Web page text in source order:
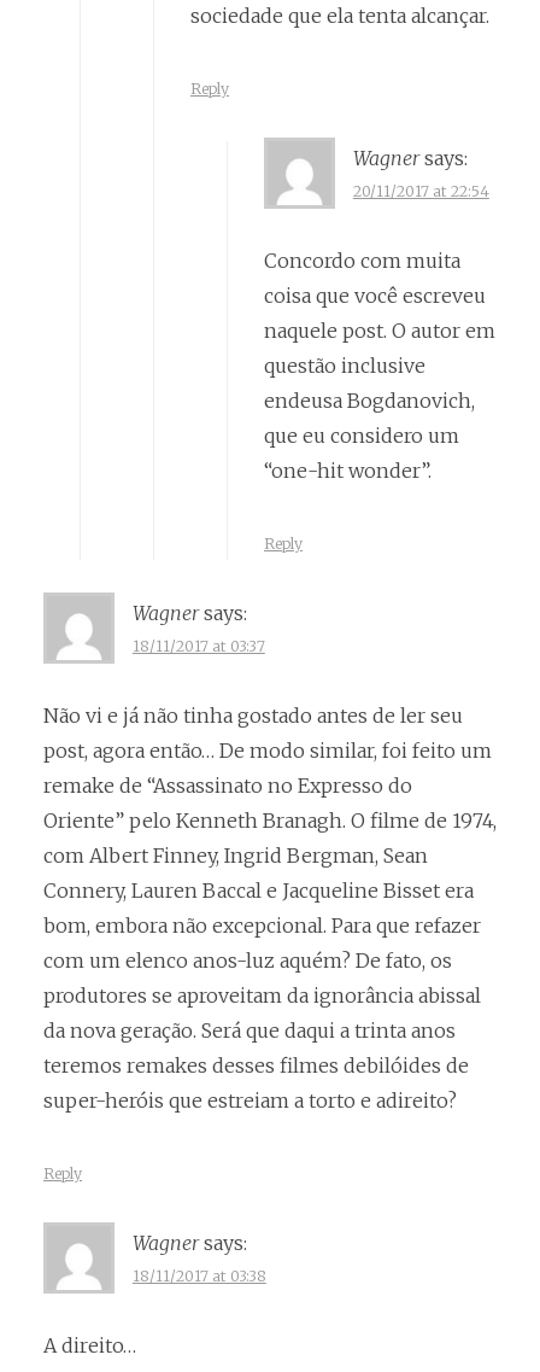
sociedade que ela tenta alcançar.
Reply
Wagner says:
20/11/2017 at 22:54
Concordo com muita
coisa que você escreveu
naquele post. O autor em
questão inclusive
endeusa Bogdanovich,
que eu considero um
“one-hit wonder”.
Reply
Wagner says:
18/11/2017 at 03:37
Não vi e já não tinha gostado antes de ler seu
post, agora então… De modo similar, foi feito um
remake de “Assassinato no Expresso do
Oriente” pelo Kenneth Branagh. O filme de 1974,
com Albert Finney, Ingrid Bergman, Sean
Connery, Lauren Baccal e Jacqueline Bisset era
bom, embora não excepcional. Para que refazer
com um elenco anos-luz aquém? De fato, os
produtores se aproveitam da ignorância abissal
da nova geração. Será que daqui a trinta anos
teremos remakes desses filmes debilóides de
super-heróis que estreiam a torto e adireito?
Reply
Wagner says:
18/11/2017 at 03:38
A direito…